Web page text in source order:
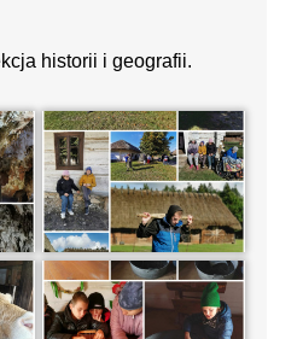
historii i geografii.